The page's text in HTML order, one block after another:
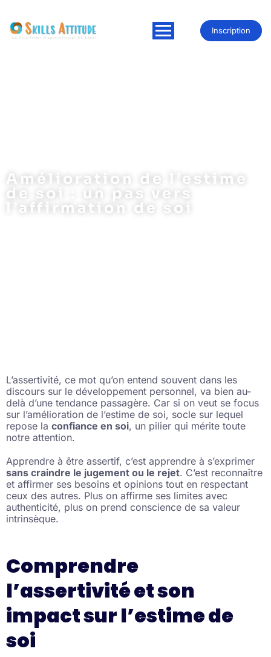
Inscription
Amélioration de l’estime
de soi : un pas vers
l’affirmation de soi
L’assertivité, ce mot qu’on entend souvent dans les
discours sur le développement personnel, va bien au-
delà d’une tendance passagère. Car si on veut se focus
sur l’amélioration de l’estime de soi, socle sur lequel
repose la confiance en soi, un pilier qui mérite toute
notre attention.
Apprendre à être assertif, c’est apprendre à s’exprimer
sans craindre le jugement ou le rejet. C’est reconnaître
et affirmer ses besoins et opinions tout en respectant
ceux des autres. Plus on affirme ses limites avec
authenticité, plus on prend conscience de sa valeur
intrinsèque.
Comprendre
l’assertivité et son
impact sur l’estime de
soi